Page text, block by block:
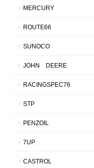
MERCURY
ROUTE66
SUNOCO
JOHN DEERE
RACINGSPEC76
STP
PENZOIL
7UP
CASTROL